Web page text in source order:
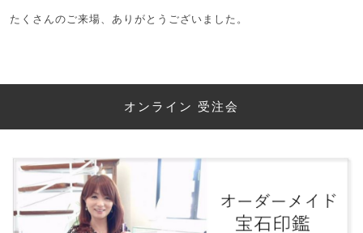
たくさんのご来場、ありがとうございました。
オンライン 受注会